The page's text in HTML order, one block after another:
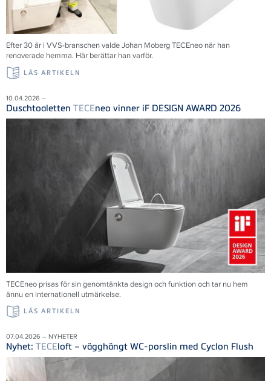
Efter 30 år i VVS-branschen valde Johan Moberg TECEneo när han
renoverade hemma. Här berättar han varför.
LÄS ARTIKELN
10.04.2026 –
Duschtoaletten TECEneo vinner iF DESIGN AWARD 2026
TECEneo prisas för sin genomtänkta design och funktion och tar nu hem
ännu en internationell utmärkelse.
LÄS ARTIKELN
07.04.2026 – NYHETER
Nyhet: TECEloft – vägghängt WC-porslin med Cyclon Flush